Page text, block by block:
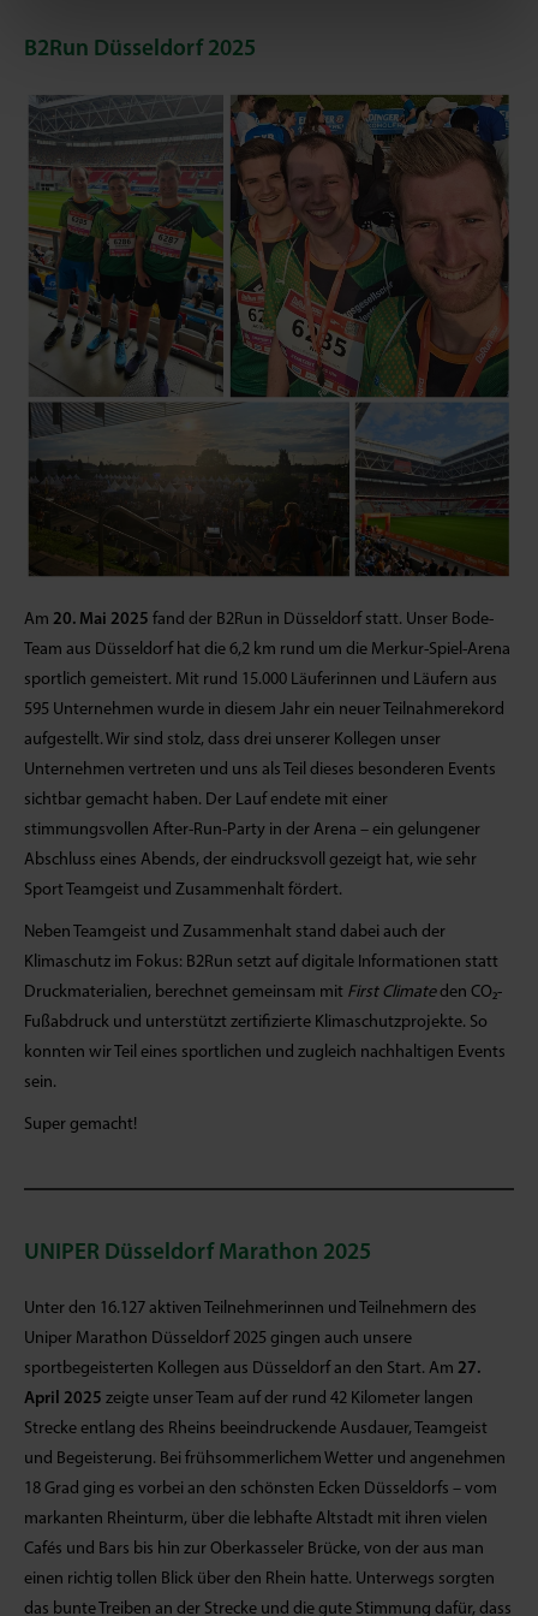
B2Run Düsseldorf 2025
Am 20. Mai 2025 fand der B2Run in Düsseldorf statt. Unser Bode-
Team aus Düsseldorf hat die 6,2 km rund um die Merkur-Spiel-Arena
sportlich gemeistert. Mit rund 15.000 Läuferinnen und Läufern aus
595 Unternehmen wurde in diesem Jahr ein neuer Teilnahmerekord
aufgestellt. Wir sind stolz, dass drei unserer Kollegen unser
Unternehmen vertreten und uns als Teil dieses besonderen Events
sichtbar gemacht haben. Der Lauf endete mit einer
stimmungsvollen After-Run-Party in der Arena – ein gelungener
Abschluss eines Abends, der eindrucksvoll gezeigt hat, wie sehr
Sport Teamgeist und Zusammenhalt fördert.
Neben Teamgeist und Zusammenhalt stand dabei auch der
Klimaschutz im Fokus: B2Run setzt auf digitale Informationen statt
Druckmaterialien, berechnet gemeinsam mit First Climateden CO₂-
Fußabdruck und unterstützt zertifizierte Klimaschutzprojekte. So
konnten wir Teil eines sportlichen und zugleich nachhaltigen Events
sein.
Super gemacht!
UNIPER Düsseldorf Marathon 2025
Unter den 16.127 aktiven Teilnehmerinnen und Teilnehmern des
Uniper Marathon Düsseldorf 2025 gingen auch unsere
sportbegeisterten Kollegen aus Düsseldorf an den Start. Am 27.
April 2025 zeigte unser Team auf der rund 42 Kilometer langen
Strecke entlang des Rheins beeindruckende Ausdauer, Teamgeist
und Begeisterung. Bei frühsommerlichem Wetter und angenehmen
18 Grad ging es vorbei an den schönsten Ecken Düsseldorfs – vom
markanten Rheinturm, über die lebhafte Altstadt mit ihren vielen
Cafés und Bars bis hin zur Oberkasseler Brücke, von der aus man
einen richtig tollen Blick über den Rhein hatte. Unterwegs sorgten
das bunte Treiben an der Strecke und die gute Stimmung dafür, dass